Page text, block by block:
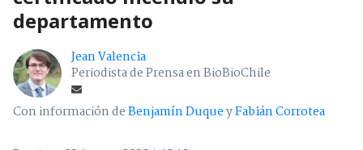
departamento
Jean Valencia
Periodista de Prensa en BioBioChile
Con información deBenjamín DuqueyFabián Corrotea